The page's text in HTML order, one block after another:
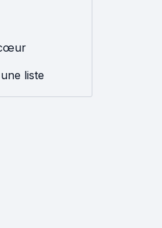
liste